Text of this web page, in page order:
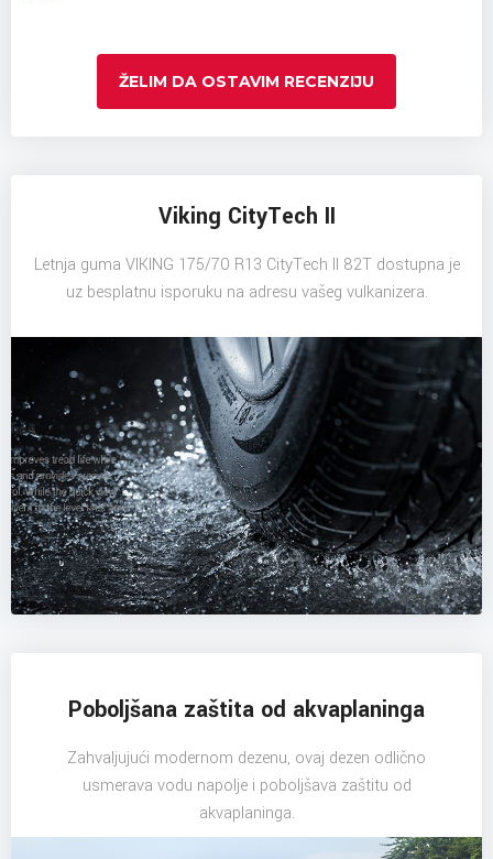
ŽELIM DA OSTAVIM RECENZIJU
Viking CityTech II
Letnja guma VIKING 175/70 R13 CityTech II 82T dostupna je
uz besplatnu isporuku na adresu vašeg vulkanizera.
Poboljšana zaštita od akvaplaninga
Zahvaljujući modernom dezenu, ovaj dezen odlično
usmerava vodu napolje i poboljšava zaštitu od
akvaplaninga.